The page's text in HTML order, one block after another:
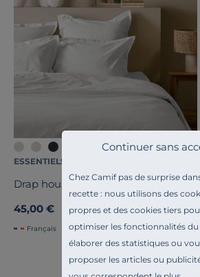
Chez Camif pas de surprise
recette : nous utilisons des
propres et des cookies tiers
optimiser les fonctionnalités du
élaborer des statistiques ou
proposer les articles ou
Continuer sans
ESSENTIELS PAR CAMIF
Drap housse coton bio Fil & Sens
45,00 €
Français